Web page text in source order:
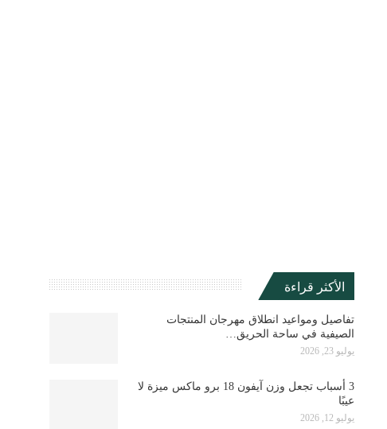
الأكثر قراءة
تفاصيل ومواعيد انطلاق مهرجان المنتجات
الصيفية في ساحة الحريق…
يوليو 23, 2026
3 أسباب تجعل وزن آيفون 18 برو ماكس ميزة لا
عيبًا
يوليو 12, 2026